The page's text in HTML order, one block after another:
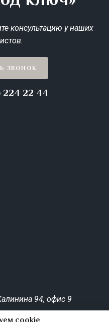
консультацию у наших
ЗВОНОК
224 22 44
94, офис 9
cookie